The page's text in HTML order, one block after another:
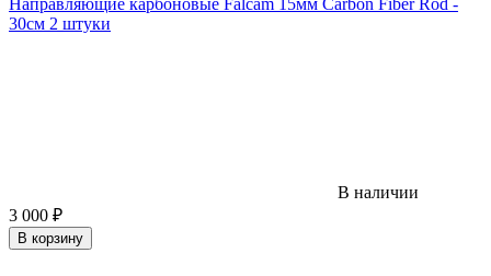
30см 2 штуки
В наличии
3 000 ₽
В корзину